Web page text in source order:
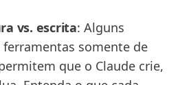
vs. escrita: Alguns
ferramentas somente de
que o Claude crie,